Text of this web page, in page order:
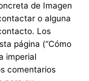
de Imagen
o alguna
Los
página (“Cómo
imperial
comentarios